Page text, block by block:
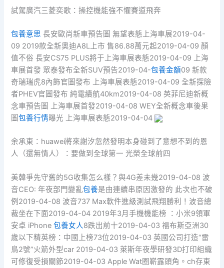
試駕廣汽三菱奕歌：操控機能強不懼賽道飛奔
包養意思 長安歐尚新車預告圖 無望表態上海車展2019-04-
09 2019款全新奧迪A8L上市 售86.88萬元起2019-04-09 顏
值不俗 長安CS75 PLUS將于上海車展表態2019-04-09 上海
車展首發 眾泰發布全新SUV預告2019-04-包養金額09 新款
奇瑞瑞虎8內飾官圖發布 上海車展表態2019-04-09 全新探險
者PHEV官圖發布 純電續航40km2019-04-08 英菲尼迪新概
念車預告圖 上海車展首發2019-04-08 WEY全新概念車後果
圖包養行情曝光 上海車展表態2019-04-04
余承東：huawei將來謝汐忽然發明本身碰到了意想不到的恩
人（還無情人）：要做到全球第一 光榮全球前四
美韓爭先守舊的5G收集怎么樣？與4G差未幾2019-04-08 波
音CEO: 年夜部門變亂包養是由連續串原因激發的 此次也不破
例2019-04-08 波音737 Max軟件進級測試飛翔勝利！波音總
裁坐在下面2019-04-04 2019年3月手機機能榜 ：小米9領軍
安卓 iPhone包養女人 8跌出前十2019-04-03 福布斯亞洲30
歲以下精英榜：中國上榜73位2019-04-03 英國公司打造“雷
鳥2號”火箭外型car 2019-04-03 萊斯年夜學研發3D打印組織
可修復受損關節2019-04-03 Apple Wat圈嶄露頭角。ch存東